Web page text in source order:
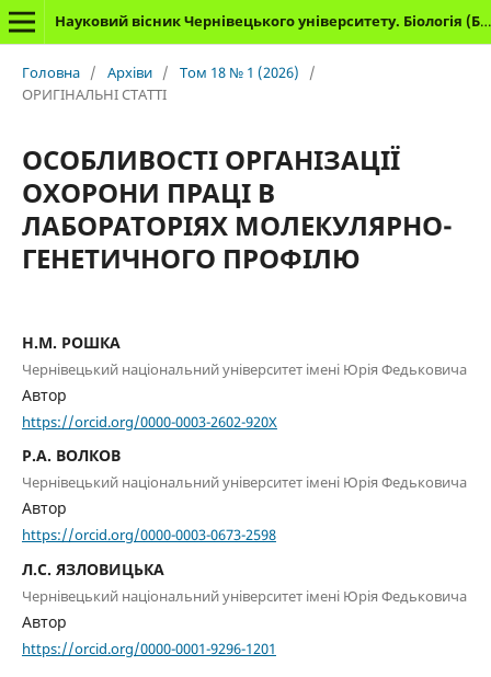
Науковий вісник Чернівецького університету. Біологія (Біологічні системи)
Головна / Архіви / Том 18 № 1 (2026)
/
ОРИГІНАЛЬНІ СТАТТІ
ОСОБЛИВОСТІ ОРГАНІЗАЦІЇ
ОХОРОНИ ПРАЦІ В
ЛАБОРАТОРІЯХ МОЛЕКУЛЯРНО-
ГЕНЕТИЧНОГО ПРОФІЛЮ
Н.М. РОШКА
Чернівецький національний університет імені Юрія Федьковича
Автор
https://orcid.org/0000-0003-2602-920X
Р.А. ВОЛКОВ
Чернівецький національний університет імені Юрія Федьковича
Автор
https://orcid.org/0000-0003-0673-2598
Л.С. ЯЗЛОВИЦЬКА
Чернівецький національний університет імені Юрія Федьковича
Автор
https://orcid.org/0000-0001-9296-1201